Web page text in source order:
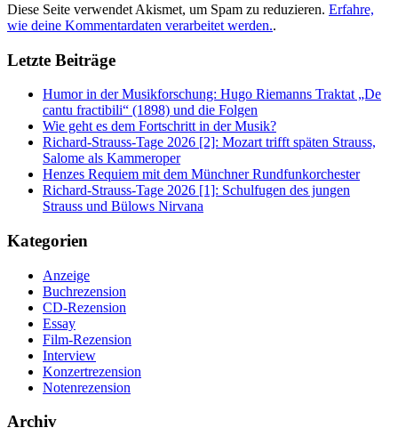
Diese Seite verwendet Akismet, um Spam zu reduzieren. Erfahre,
wie deine Kommentardaten verarbeitet werden..
Letzte Beiträge
Humor in der Musikforschung: Hugo Riemanns Traktat „De
cantu fractibili“ (1898) und die Folgen
Wie geht es dem Fortschritt in der Musik?
Richard-Strauss-Tage 2026 [2]: Mozart trifft späten Strauss,
Salome als Kammeroper
Henzes Requiem mit dem Münchner Rundfunkorchester
Richard-Strauss-Tage 2026 [1]: Schulfugen des jungen
Strauss und Bülows Nirvana
Kategorien
Anzeige
Buchrezension
CD-Rezension
Essay
Film-Rezension
Interview
Konzertrezension
Notenrezension
Archiv